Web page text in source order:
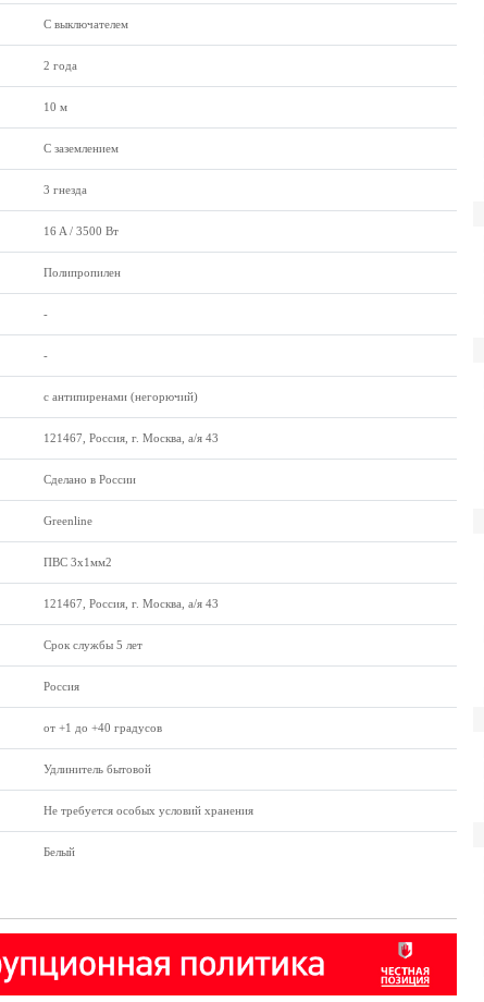
C выключателем
2 года
10 м
С заземлением
3 гнезда
16 A / 3500 Вт
Полипропилен
-
-
с антипиренами (негорючий)
121467, Россия, г. Москва, а/я 43
Сделано в России
Greenline
ПВС 3x1мм2
121467, Россия, г. Москва, а/я 43
Срок службы 5 лет
Россия
от +1 до +40 градусов
Удлинитель бытовой
Не требуется особых условий хранения
Белый